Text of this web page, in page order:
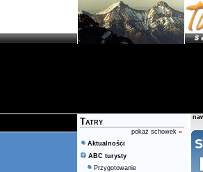
Tatry
pokaż schowek »
Aktualności
ABC turysty
Przygotowanie